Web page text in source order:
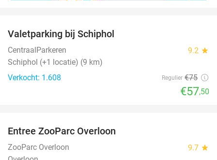
Valetparking bij Schiphol
CentraalParkeren 9.2 star
Schiphol (+1 locatie) (9 km)
Verkocht: 1.608
Regulier €75
€57,50
TODAY
Entree ZooParc Overloon
ZooParc Overloon 9.7 star